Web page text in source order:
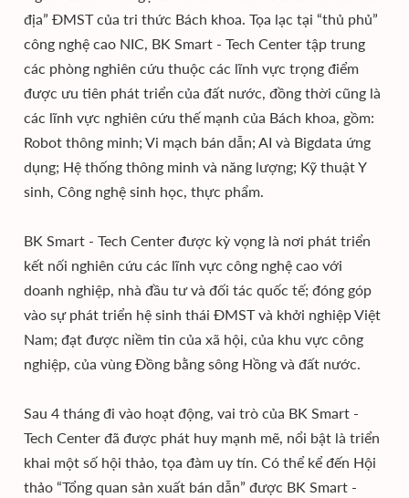
địa” ĐMST của tri thức Bách khoa. Tọa lạc tại “thủ phủ”
công nghệ cao NIC, BK Smart - Tech Center tập trung
các phòng nghiên cứu thuộc các lĩnh vực trọng điểm
được ưu tiên phát triển của đất nước, đồng thời cũng là
các lĩnh vực nghiên cứu thế mạnh của Bách khoa, gồm:
Robot thông minh; Vi mạch bán dẫn; AI và Bigdata ứng
dụng; Hệ thống thông minh và năng lượng; Kỹ thuật Y
sinh, Công nghệ sinh học, thực phẩm.
BK Smart - Tech Center được kỳ vọng là nơi phát triển
kết nối nghiên cứu các lĩnh vực công nghệ cao với
doanh nghiệp, nhà đầu tư và đối tác quốc tế; đóng góp
vào sự phát triển hệ sinh thái ĐMST và khởi nghiệp Việt
Nam; đạt được niềm tin của xã hội, của khu vực công
nghiệp, của vùng Đồng bằng sông Hồng và đất nước.
Sau 4 tháng đi vào hoạt động, vai trò của BK Smart -
Tech Center đã được phát huy mạnh mẽ, nổi bật là triển
khai một số hội thảo, tọa đàm uy tín. Có thể kể đến Hội
thảo “Tổng quan sản xuất bán dẫn” được BK Smart -